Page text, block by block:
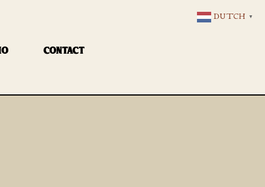
CONTACT
DUTCH ▼